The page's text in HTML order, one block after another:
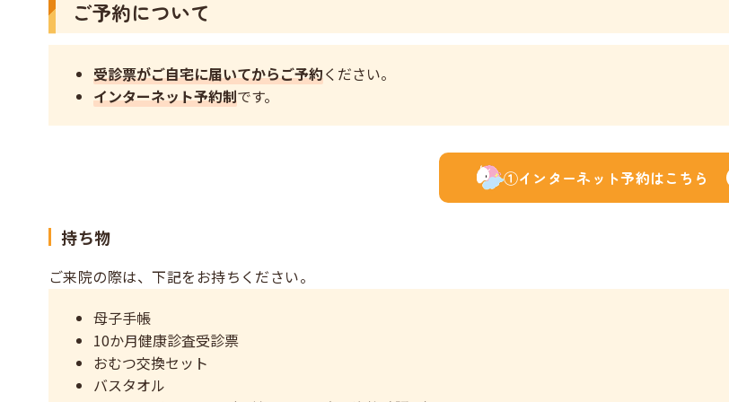
ご予約について
受診票がご自宅に届いてからご予約ください。
インターネット予約制です。
①インターネット予約はこちら
持ち物
ご来院の際は、下記をお持ちください。
母子手帳
10か月健康診査受診票
おむつ交換セット
バスタオル